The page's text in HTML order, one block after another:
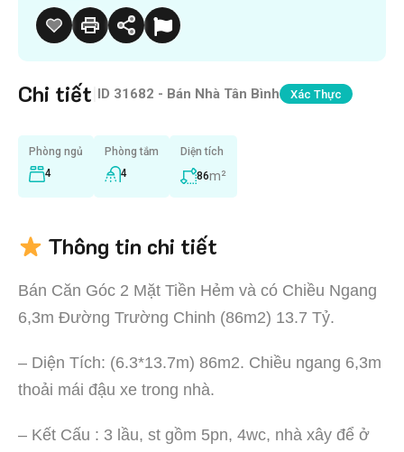
Chi tiết ID 31682 - Bán Nhà Tân Bình Xác Thực
Phòng ngủ
4
Phòng tắm
4
Diện tích
86m²
Thông tin chi tiết
Bán Căn Góc 2 Mặt Tiền Hẻm và có Chiều Ngang
6,3m Đường Trường Chinh (86m2) 13.7 Tỷ.
– Diện Tích: (6.3*13.7m) 86m2. Chiều ngang 6,3m
thoải mái đậu xe trong nhà.
– Kết Cấu : 3 lầu, st gồm 5pn, 4wc, nhà xây để ở